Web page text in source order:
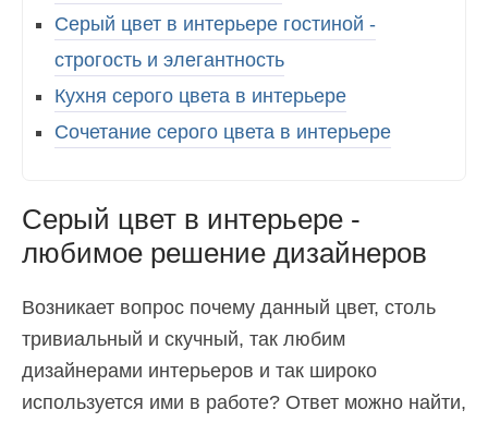
Серый цвет в интерьере гостиной -
строгость и элегантность
Кухня серого цвета в интерьере
Сочетание серого цвета в интерьере
Серый цвет в интерьере -
любимое решение дизайнеров
Возникает вопрос почему данный цвет, столь
тривиальный и скучный, так любим
дизайнерами интерьеров и так широко
используется ими в работе? Ответ можно найти,